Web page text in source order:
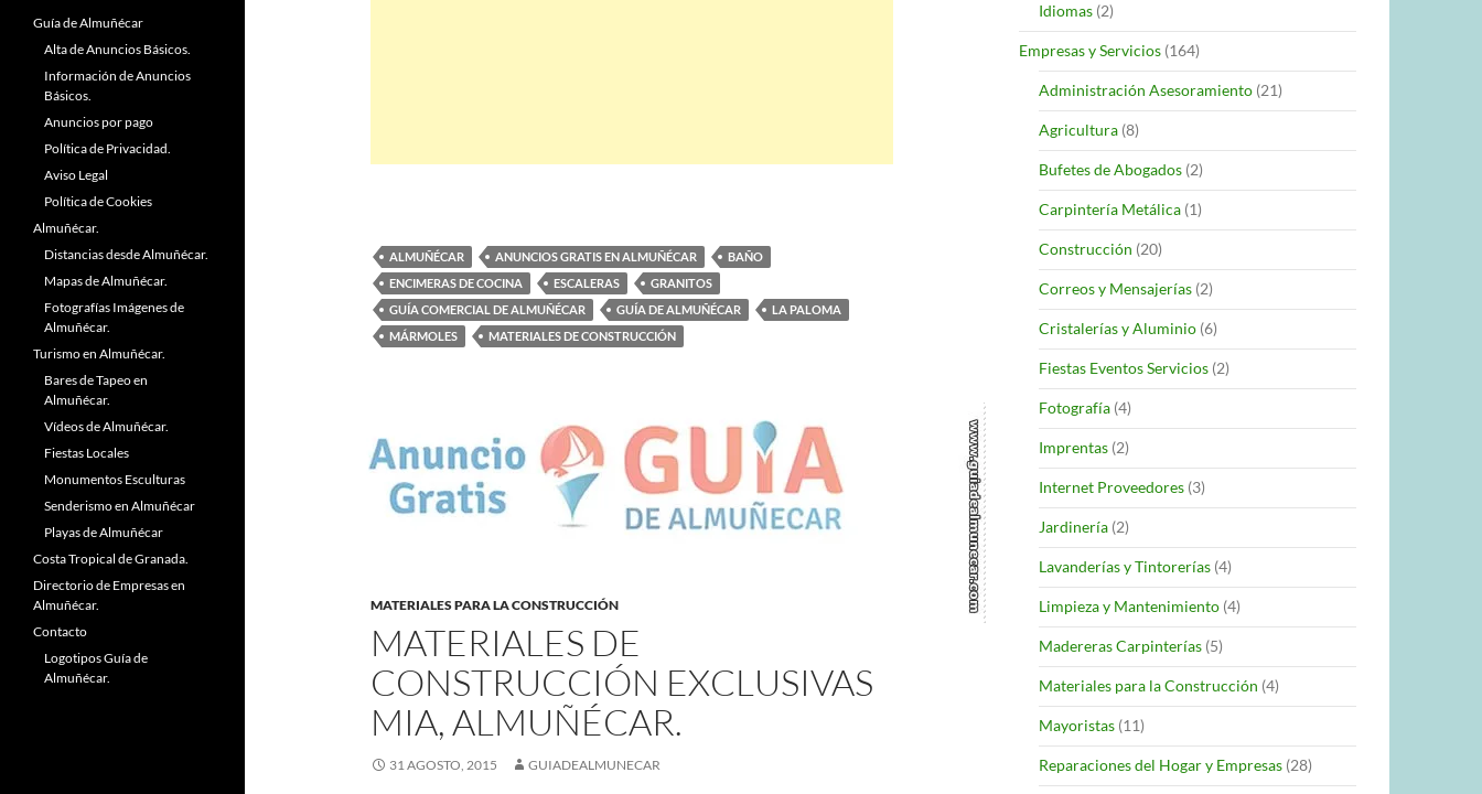
ALMUÑÉCAR ANUNCIOS GRATIS EN ALMUÑÉCAR
BAÑO
ENCIMERAS DE COCINA
ESCALERAS
GRANITOS
GUÍA COMERCIAL DE ALMUÑÉCAR
GUÍA DE ALMUÑÉCAR
LA PALOMA
MÁRMOLES
MATERIALES DE CONSTRUCCIÓN
MATERIALES PARA LA CONSTRUCCIÓN
MATERIALES DE
CONSTRUCCIÓN EXCLUSIVAS
MIA, ALMUÑÉCAR.
31 AGOSTO, 2015 GUIADEALMUNECAR
Idiomas (2)
Empresas y Servicios (164)
Administración Asesoramiento (21)
Agricultura (8)
Bufetes de Abogados (2)
Carpintería Metálica (1)
Construcción (20)
Correos y Mensajerías (2)
Cristalerías y Aluminio (6)
Fiestas Eventos Servicios (2)
Fotografía (4)
Imprentas (2)
Internet Proveedores (3)
Jardinería (2)
Lavanderías y Tintorerías (4)
Limpieza y Mantenimiento (4)
Madereras Carpinterías (5)
Materiales para la Construcción (4)
Mayoristas (11)
Reparaciones del Hogar y Empresas (28)
Guía de Almuñécar
Alta de Anuncios Básicos.
Información de Anuncios
Básicos.
Anuncios por pago
Política de Privacidad.
Aviso Legal
Política de Cookies
Almuñécar.
Distancias desde Almuñécar.
Mapas de Almuñécar.
Fotografías Imágenes de
Almuñécar.
Turismo en Almuñécar.
Bares de Tapeo en
Almuñécar.
Vídeos de Almuñécar.
Fiestas Locales
Monumentos Esculturas
Senderismo en Almuñécar
Playas de Almuñécar
Costa Tropical de Granada.
Directorio de Empresas en
Almuñécar.
Contacto
Logotipos Guía de
Almuñécar.